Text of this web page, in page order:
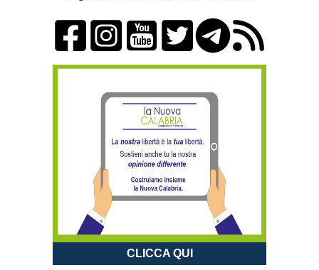
CLICCA QUI